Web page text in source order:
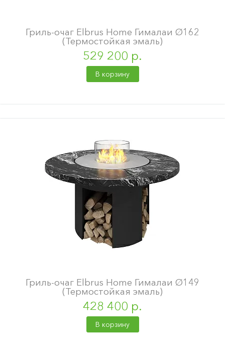
Гриль-очаг Elbrus Home Гималаи Ø162
(Термостойкая эмаль)
529 200 р.
В корзину
Гриль-очаг Elbrus Home Гималаи Ø149
(Термостойкая эмаль)
428 400 р.
В корзину